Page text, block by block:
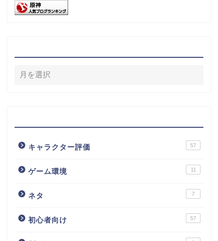
キャラクター評価 57
ゲーム環境 11
ネタ 7
初心者向け 57